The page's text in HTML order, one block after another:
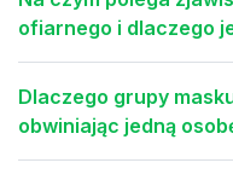
ofiarnego i dlaczego
Dlaczego grupy
obwiniając jedną